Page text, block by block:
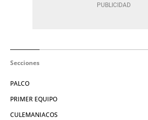
Secciones
PALCO
PRIMER EQUIPO
CULEMANIACOS